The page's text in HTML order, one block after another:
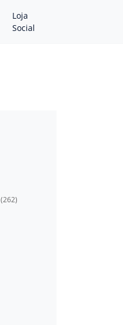
Loja
Social